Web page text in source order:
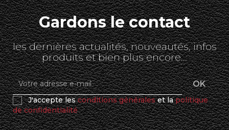
Gardons le contact
les dernières actualités, nouveautés, infos
produits et bien plus encore...
J'accepte lesconditions généraleset lapolitique
de confidentialité